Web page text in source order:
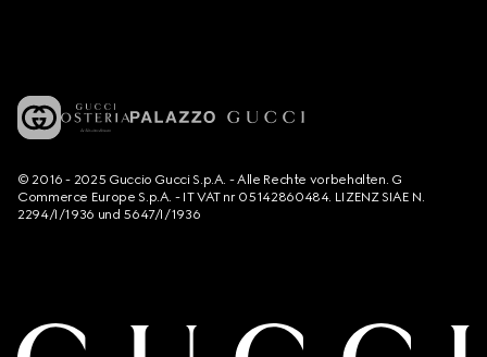
© 2016 - 2025 Guccio Gucci S.p.A. - Alle Rechte vorbehalten. G
Commerce Europe S.p.A. - IT VAT nr 05142860484. LIZENZ SIAE N.
2294/I/1936 und 5647/I/1936